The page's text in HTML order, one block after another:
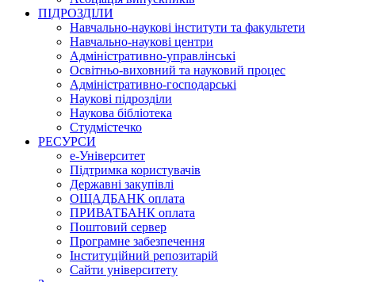
ПІДРОЗДІЛИ
Навчально-наукові інститути та факультети
Навчально-наукові центри
Адміністративно-управлінські
Освітньо-виховний та науковий процес
Адміністративно-господарські
Наукові підрозділи
Наукова бібліотека
Студмістечко
РЕСУРСИ
е-Університет
Підтримка користувачів
Державні закупівлі
ОЩАДБАНК оплата
ПРИВАТБАНК оплата
Поштовий сервер
Програмне забезпечення
Інституційний репозитарій
Сайти університету